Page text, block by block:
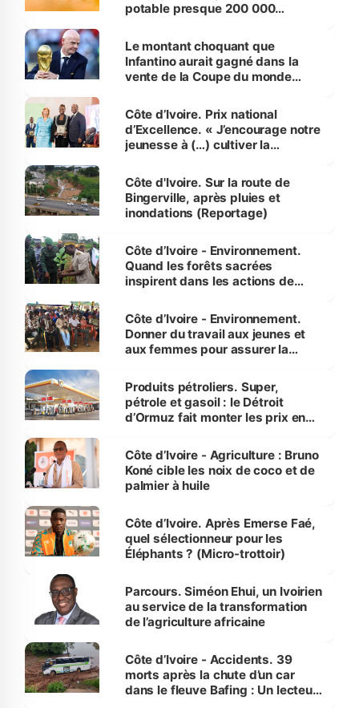
potable presque 200 000
Le montant choquant que
Infantino aurait gagné dans la
vente de la Coupe du monde
Côte d’Ivoire. Prix national
d’Excellence. « J’encourage notre
jeunesse à (…) cultiver la
(Alassane Ouattara
Côte d'Ivoire. Sur la route de
Bingerville, après pluies et
inondations (Reportage)
Côte d’Ivoire - Environnement.
Quand les forêts sacrées
inspirent dans les actions de
Côte d’Ivoire - Environnement.
Donner du travail aux jeunes et
aux femmes pour assurer la
menacées
Produits pétroliers. Super,
pétrole et gasoil : le Détroit
d’Ormuz fait monter les prix en
Côte d’Ivoire - Agriculture : Bruno
Koné cible les noix de coco et de
palmier à huile
Côte d’Ivoire. Après Emerse Faé,
quel sélectionneur pour les
Éléphants ? (Micro-trottoir)
Parcours. Siméon Ehui, un Ivoirien
au service de la transformation
de l’agriculture africaine
Côte d’Ivoire - Accidents. 39
morts après la chute d’un car
dans le fleuve Bafing : Un lecteur